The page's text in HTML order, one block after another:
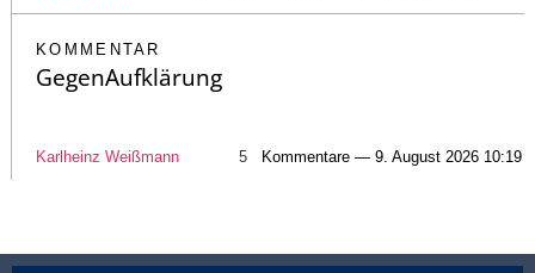
KOMMENTAR
GegenAufklärung
Karlheinz Weißmann 5 Kommentare — 9. August 2026 10:19